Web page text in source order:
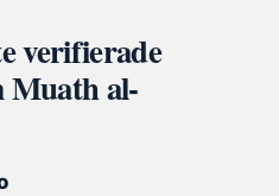
verifierade
Muath al-